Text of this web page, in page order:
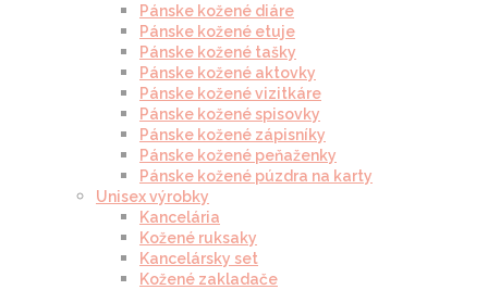
Pánske kožené diáre
Pánske kožené etuje
Pánske kožené tašky
Pánske kožené aktovky
Pánske kožené vizitkáre
Pánske kožené spisovky
Pánske kožené zápisníky
Pánske kožené peňaženky
Pánske kožené púzdra na karty
Unisex výrobky
Kancelária
Kožené ruksaky
Kancelársky set
Kožené zakladače